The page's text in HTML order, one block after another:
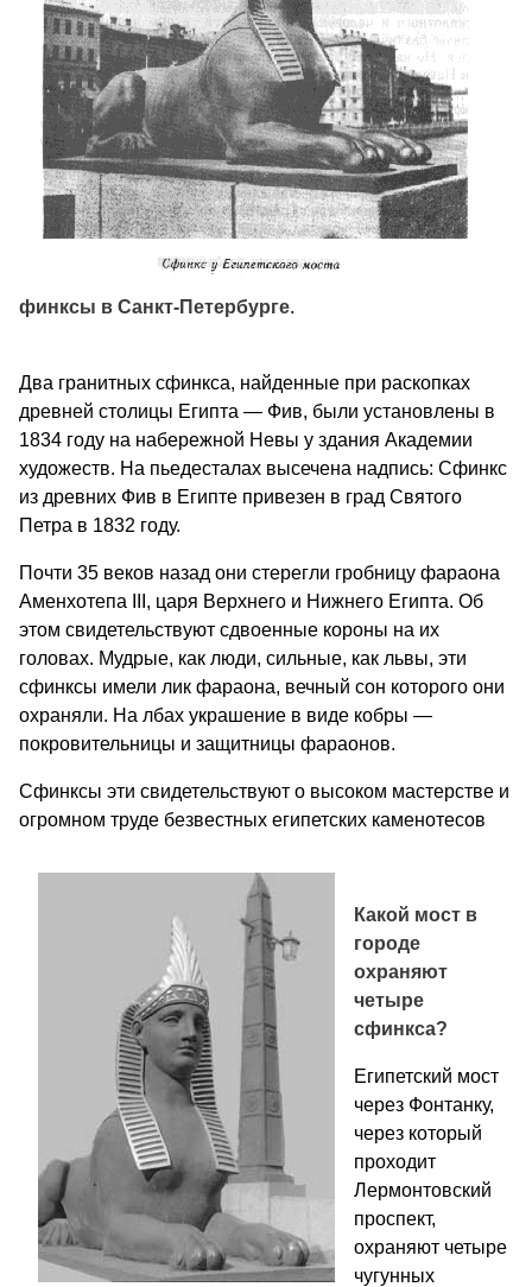
финксы в Санкт-Петербурге.
Два гранитных сфинкса, найденные при раскопках
древней столицы Египта — Фив, были установлены в
1834 году на набережной Невы у здания Академии
художеств. На пьедесталах высечена надпись: Сфинкс
из древних Фив в Египте привезен в град Святого
Петра в 1832 году.
Почти 35 веков назад они стерегли гробницу фараона
Аменхотепа III, царя Верхнего и Нижнего Египта. Об
этом свидетельствуют сдвоенные короны на их
головах. Мудрые, как люди, сильные, как львы, эти
сфинксы имели лик фараона, вечный сон которого они
охраняли. На лбах украшение в виде кобры —
покровительницы и защитницы фараонов.
Сфинксы эти свидетельствуют о высоком мастерстве и
огромном труде безвестных египетских каменотесов
Какой мост в
городе
охраняют
четыре
сфинкса?
Египетский мост
через Фонтанку,
через который
проходит
Лермонтовский
проспект,
охраняют четыре
чугунных